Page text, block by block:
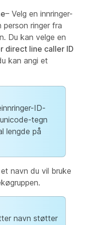
– Velg en innringer-
person ringer fra
Du kan velge en
direct line caller ID
kan angi et
ID-
tegn
lengde på
navn du vil bruke
navn støtter